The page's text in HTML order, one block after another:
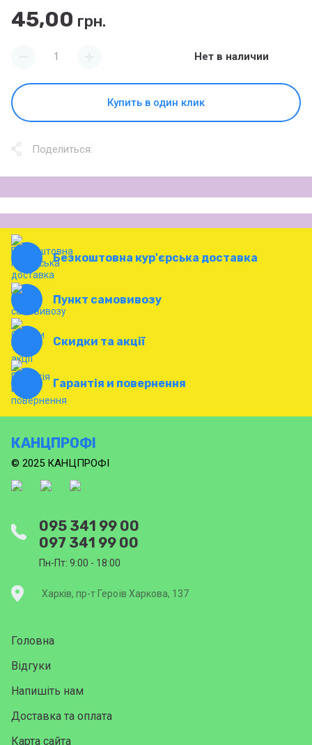
45,00 грн.
Нет в наличии
Купить в один клик
Поделиться:
Безкоштовна кур'єрська доставка
Пункт самовивозу
Скидки та акції
Гарантія и повернення
КАНЦПРОФІ
© 2025 КАНЦПРОФІ
095 341 99 00
097 341 99 00
Пн-Пт: 9:00 - 18:00
Харків, пр-т Героїв Харкова, 137
Головна
Відгуки
Напишіть нам
Доставка та оплата
Карта сайта